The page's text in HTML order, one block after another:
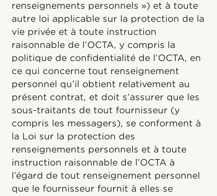
renseignements personnels ») et à toute
autre loi applicable sur la protection de la
vie privée et à toute instruction
raisonnable de l’OCTA, y compris la
politique de confidentialité de l’OCTA, en
ce qui concerne tout renseignement
personnel qu’il obtient relativement au
présent contrat, et doit s’assurer que les
sous-traitants de tout fournisseur (y
compris les messagers), se conforment à
la Loi sur la protection des
renseignements personnels et à toute
instruction raisonnable de l’OCTA à
l’égard de tout renseignement personnel
que le fournisseur fournit à elles se